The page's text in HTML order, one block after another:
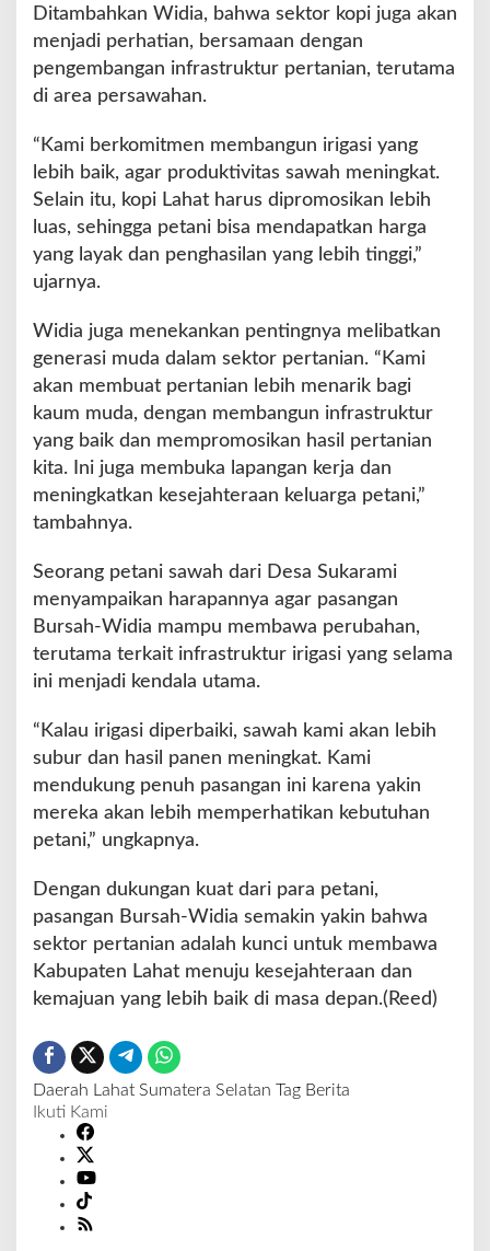
Ditambahkan Widia, bahwa sektor kopi juga akan
menjadi perhatian, bersamaan dengan
pengembangan infrastruktur pertanian, terutama
di area persawahan.
“Kami berkomitmen membangun irigasi yang
lebih baik, agar produktivitas sawah meningkat.
Selain itu, kopi Lahat harus dipromosikan lebih
luas, sehingga petani bisa mendapatkan harga
yang layak dan penghasilan yang lebih tinggi,”
ujarnya.
Widia juga menekankan pentingnya melibatkan
generasi muda dalam sektor pertanian. “Kami
akan membuat pertanian lebih menarik bagi
kaum muda, dengan membangun infrastruktur
yang baik dan mempromosikan hasil pertanian
kita. Ini juga membuka lapangan kerja dan
meningkatkan kesejahteraan keluarga petani,”
tambahnya.
Seorang petani sawah dari Desa Sukarami
menyampaikan harapannya agar pasangan
Bursah-Widia mampu membawa perubahan,
terutama terkait infrastruktur irigasi yang selama
ini menjadi kendala utama.
“Kalau irigasi diperbaiki, sawah kami akan lebih
subur dan hasil panen meningkat. Kami
mendukung penuh pasangan ini karena yakin
mereka akan lebih memperhatikan kebutuhan
petani,” ungkapnya.
Dengan dukungan kuat dari para petani,
pasangan Bursah-Widia semakin yakin bahwa
sektor pertanian adalah kunci untuk membawa
Kabupaten Lahat menuju kesejahteraan dan
kemajuan yang lebih baik di masa depan.(Reed)
Daerah Lahat Sumatera Selatan Tag Berita
Ikuti Kami